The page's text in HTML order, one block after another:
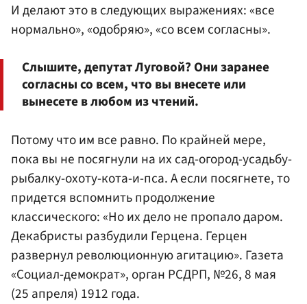
И делают это в следующих выражениях: «все
нормально», «одобряю», «со всем согласны».
Слышите, депутат Луговой? Они заранее
согласны со всем, что вы внесете или
вынесете в любом из чтений.
Потому что им все равно. По крайней мере,
пока вы не посягнули на их сад-огород-усадьбу-
рыбалку-охоту-кота-и-пса. А если посягнете, то
придется вспомнить продолжение
классического: «Но их дело не пропало даром.
Декабристы разбудили Герцена. Герцен
развернул революционную агитацию». Газета
«Социал-демократ», орган РСДРП, №26, 8 мая
(25 апреля) 1912 года.